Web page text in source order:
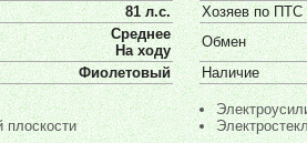
81 л.с.
Хозяев по ПТС
Среднее
На ходу
Обмен
Фиолетовый Наличие
плоскости